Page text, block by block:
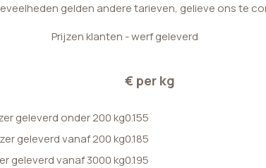
gelden andere tarieven, gelieve ons te
Prijzen klanten - werf geleverd
€ per kg
geleverd onder 200 kg0.155
geleverd vanaf 200 kg0.185
geleverd vanaf 3000 kg0.195